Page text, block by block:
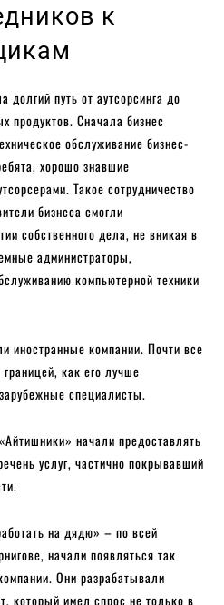
к
путь от аутсорсинга до
продуктов. Сначала бизнес
обслуживание бизнес-
хорошо знавшие
Такое сотрудничество
бизнеса смогли
собственного дела, не вникая в
администраторы,
компьютерной техники
иностранные компании. Почти все
как его лучше
специалисты.
начали предоставлять
услуг, частично покрывавший
на дядю» – по всей
начали появляться так
Они разрабатывали
который имел спрос не только в